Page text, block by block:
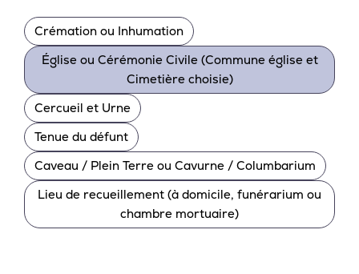
Crémation ou Inhumation
Église ou Cérémonie Civile (Commune église et
Cimetière choisie)
Cercueil et Urne
Tenue du défunt
Caveau / Plein Terre ou Cavurne / Columbarium
Lieu de recueillement (à domicile, funérarium ou
chambre mortuaire)